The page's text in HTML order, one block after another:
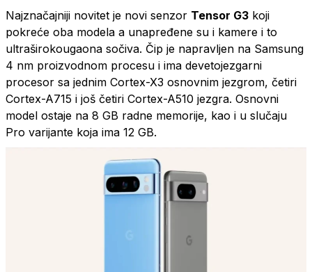
Najznačajniji novitet je novi senzor Tensor G3 koji
pokreće oba modela a unapređene su i kamere i to
ultraširokougaona sočiva. Čip je napravljen na Samsung
4 nm proizvodnom procesu i ima devetojezgarni
procesor sa jednim Cortex-X3 osnovnim jezgrom, četiri
Cortex-A715 i još četiri Cortex-A510 jezgra. Osnovni
model ostaje na 8 GB radne memorije, kao i u slučaju
Pro varijante koja ima 12 GB.